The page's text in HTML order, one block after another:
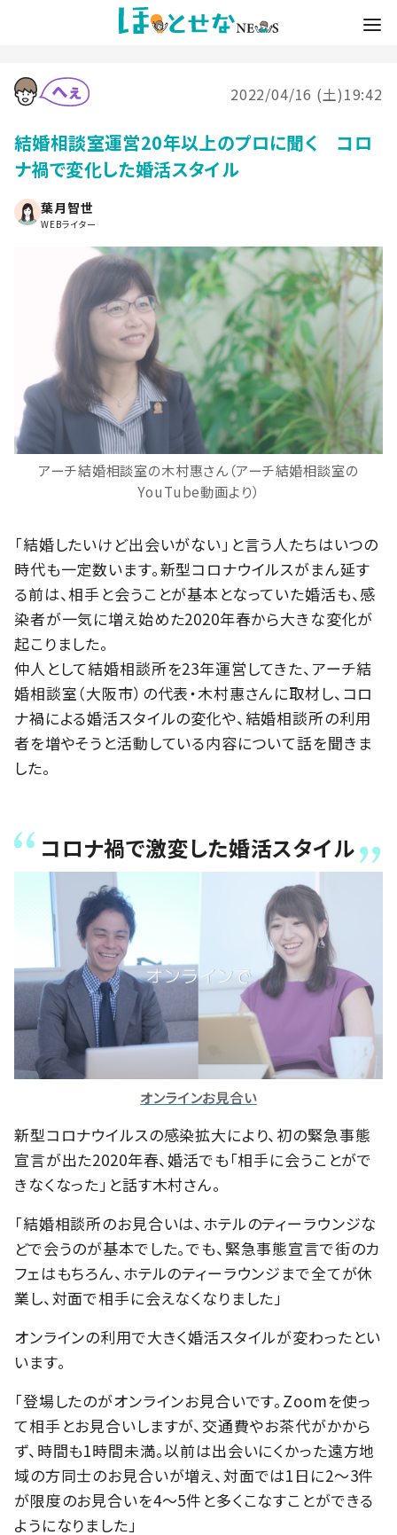
2022/04/16 (土)19:42
結婚相談室運営20年以上のプロに聞く コロ
ナ禍で変化した婚活スタイル
葉月智世
WEBライター
アーチ結婚相談室の木村惠さん（アーチ結婚相談室の
YouTube動画より）
「結婚したいけど出会いがない」と言う人たちはいつの
時代も一定数います。新型コロナウイルスがまん延す
る前は、相手と会うことが基本となっていた婚活も、感
染者が一気に増え始めた2020年春から大きな変化が
起こりました。
仲人として結婚相談所を23年運営してきた、アーチ結
婚相談室（大阪市）の代表・木村惠さんに取材し、コロ
ナ禍による婚活スタイルの変化や、結婚相談所の利用
者を増やそうと活動している内容について話を聞きま
した。
コロナ禍で激変した婚活スタイル
オンラインお見合い
新型コロナウイルスの感染拡大により、初の緊急事態
宣言が出た2020年春、婚活でも「相手に会うことがで
きなくなった」と話す木村さん。
「結婚相談所のお見合いは、ホテルのティーラウンジな
どで会うのが基本でした。でも、緊急事態宣言で街のカ
フェはもちろん、ホテルのティーラウンジまで全てが休
業し、対面で相手に会えなくなりました」
オンラインの利用で大きく婚活スタイルが変わったとい
います。
「登場したのがオンラインお見合いです。Zoomを使っ
て相手とお見合いしますが、交通費やお茶代がかから
ず、時間も1時間未満。以前は出会いにくかった遠方地
域の方同士のお見合いが増え、対面では1日に2～3件
が限度のお見合いを4～5件と多くこなすことができる
ようになりました」